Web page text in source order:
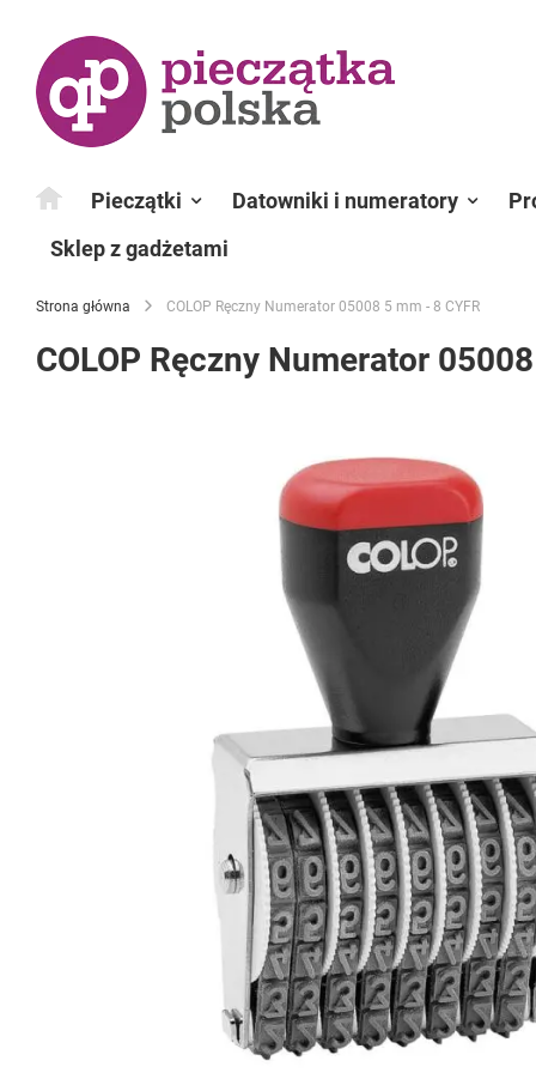
Pieczątki Datowniki i numeratory
Sklep z gadżetami
Strona główna COLOP Ręczny Numerator 05008 5 mm - 8 CYFR
COLOP Ręczny Numerator